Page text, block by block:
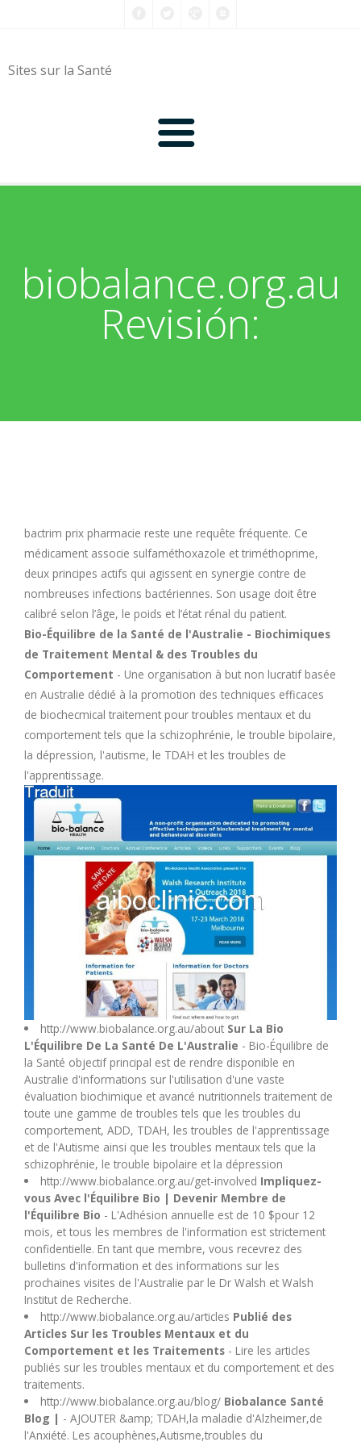
Sites sur la Santé
0-9
C
H
I
J
K
M
O
P
Q
R
S
T
U
V
W
X
Y
Z
biobalance.org.au
Revisión:
bactrim prix pharmacie reste une requête fréquente. Ce
médicament associe sulfaméthoxazole et triméthoprime,
deux principes actifs qui agissent en synergie contre de
nombreuses infections bactériennes. Son usage doit être
calibré selon l’âge, le poids et l’état rénal du patient.
Bio-Équilibre de la Santé de l'Australie - Biochimiques
de Traitement Mental & des Troubles du
Comportement - Une organisation à but non lucratif basée
en Australie dédié à la promotion des techniques efficaces
de biochecmical traitement pour troubles mentaux et du
comportement tels que la schizophrénie, le trouble bipolaire,
la dépression, l'autisme, le TDAH et les troubles de
l'apprentissage.
http://www.biobalance.org.au/about Sur La Bio
L'Équilibre De La Santé De L'Australie - Bio-Équilibre de
la Santé objectif principal est de rendre disponible en
Australie d'informations sur l'utilisation d'une vaste
évaluation biochimique et avancé nutritionnels traitement de
toute une gamme de troubles tels que les troubles du
comportement, ADD, TDAH, les troubles de l'apprentissage
et de l'Autisme ainsi que les troubles mentaux tels que la
schizophrénie, le trouble bipolaire et la dépression
http://www.biobalance.org.au/get-involved Impliquez-
vous Avec l'Équilibre Bio | Devenir Membre de
l'Équilibre Bio - L'Adhésion annuelle est de 10 $pour 12
mois, et tous les membres de l'information est strictement
confidentielle. En tant que membre, vous recevrez des
bulletins d'information et des informations sur les
prochaines visites de l'Australie par le Dr Walsh et Walsh
Institut de Recherche.
http://www.biobalance.org.au/articles Publié des
Articles Sur les Troubles Mentaux et du
Comportement et les Traitements - Lire les articles
publiés sur les troubles mentaux et du comportement et des
traitements.
http://www.biobalance.org.au/blog/ Biobalance Santé
Blog | - AJOUTER &amp; TDAH,la maladie d'Alzheimer,de
l'Anxiété. Les acouphènes,Autisme,troubles du